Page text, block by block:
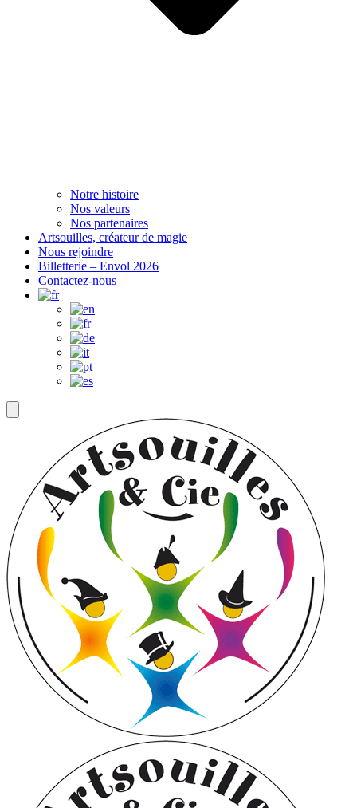
Notre histoire
Nos valeurs
Nos partenaires
Artsouilles, créateur de magie
Nous rejoindre
Billetterie – Envol 2026
Contactez-nous